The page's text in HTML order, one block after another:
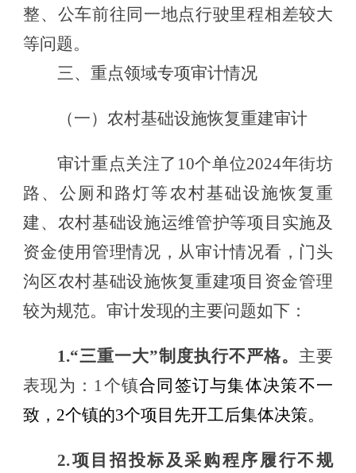
整、公车前往同 一地点行驶里程相差较大
等问题。
三、重点领域专项审计情况
（一） 农村基础设施恢复重建审计
审计重点关注了 10个单位2024年街坊
路、公厕和路灯等农村基础设施恢复重
建、 农村基础设施运维管护等项目实施及
资金使用管理情况， 从审计情况看， 门头
沟区农村基础设施恢复重建项目资金管理
较为规范。审计发现的主要问题如下：
1.“三重一大”制度执行不严格。 主要
表现为： 1个镇合同签订与集体决策不一
致 ， 2个镇的3个项目先开工后集体决策。
2.项目招投标及采购程序履行不规